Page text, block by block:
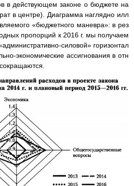
в действующем законе о бюджете на
в центре). Диаграмма наглядно илл
«бюджетного маневра»: в рез
пропорций к 2016 г. мы получаем
силовой» горизонтал
экономические ассигнования в отн